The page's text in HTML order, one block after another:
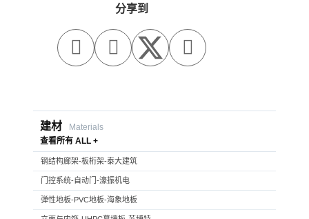
分享到
  
建材
Materials
查看所有 ALL +
钢结构廊架-板桁架-泰大建筑
门控系统-自动门-濠振机电
弹性地板-PVC地板-海象地板